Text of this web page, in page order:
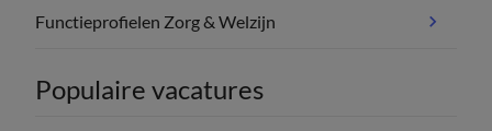
Functieprofielen Zorg & Welzijn
Populaire vacatures